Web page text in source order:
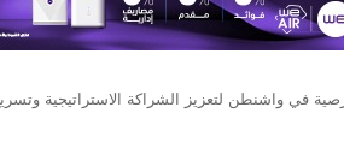
في واشنطن لتعزيز الشراكة الاستراتيجية